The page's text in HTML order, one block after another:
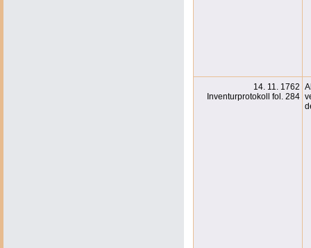
14. 11. 1762
Inventurprotokoll fol. 284